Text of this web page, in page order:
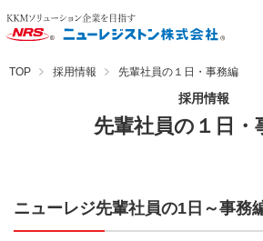
TOP 採用情報 先輩社員の１日・事務編
採用情報
先輩社員の１日・
ニューレジ先輩社員の1日～事務